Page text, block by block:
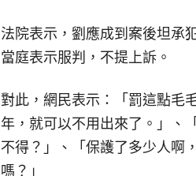
法院表示，劉應成到案後坦承
當庭表示服判，不提上訴。
對此，網民表示：「罰這點毛
年，就可以不用出來了。」、
不得？」、「保護了多少人啊
嗎？」